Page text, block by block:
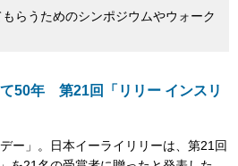
らうためのシンポジウムやウォーク
50年 第21回「リリー インスリ
ー」。日本イーライリリーは、第21回